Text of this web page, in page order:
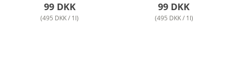
99 DKK
(495 DKK / 1l)
99 DKK
(495 DKK / 1l)